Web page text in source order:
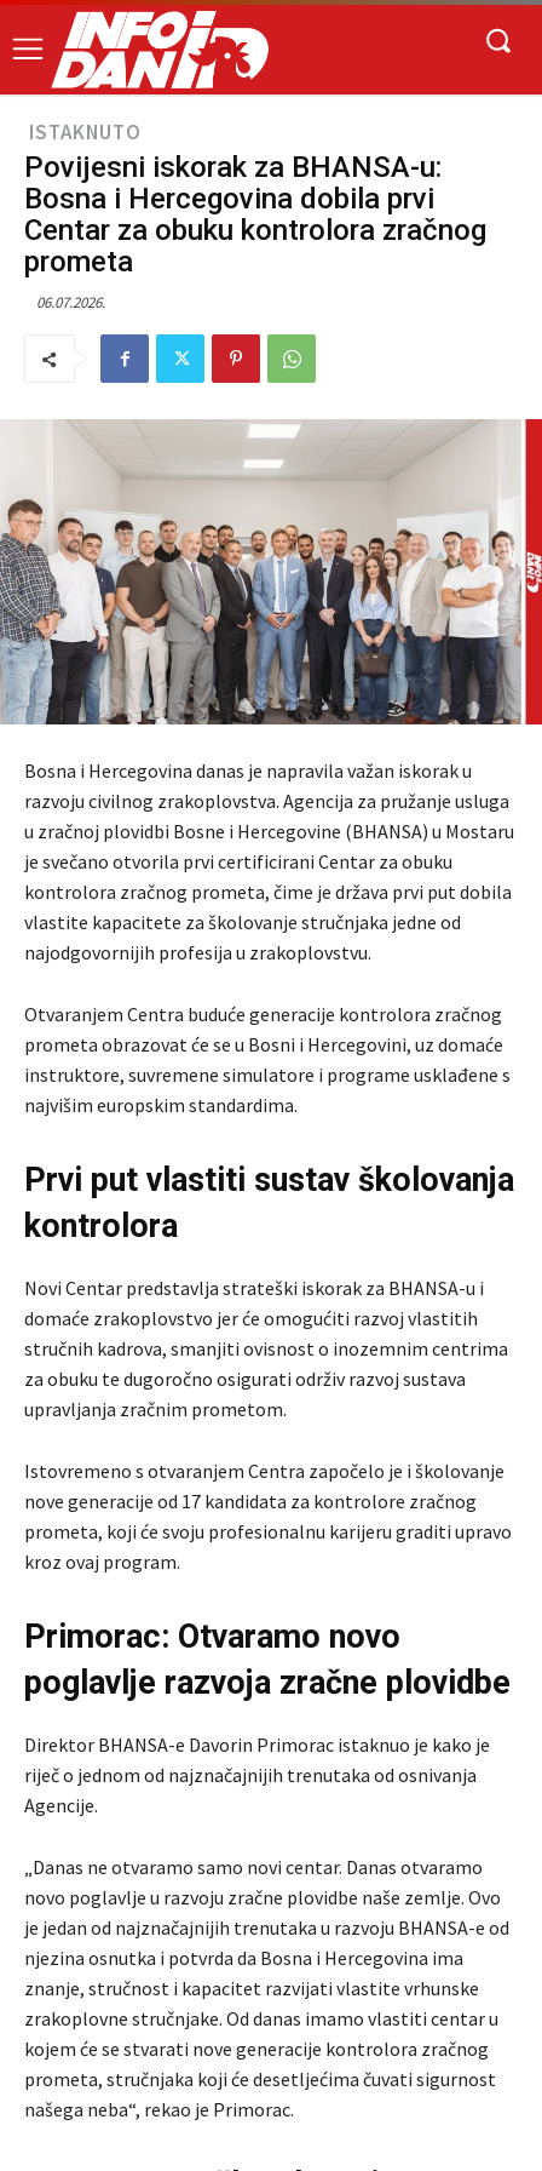
ISTAKNUTO
Povijesni iskorak za BHANSA-u:
Bosna i Hercegovina dobila prvi
Centar za obuku kontrolora zračnog
prometa
06.07.2026.
Bosna i Hercegovina danas je napravila važan iskorak u
razvoju civilnog zrakoplovstva. Agencija za pružanje usluga
u zračnoj plovidbi Bosne i Hercegovine (BHANSA) u Mostaru
je svečano otvorila prvi certificirani Centar za obuku
kontrolora zračnog prometa, čime je država prvi put dobila
vlastite kapacitete za školovanje stručnjaka jedne od
najodgovornijih profesija u zrakoplovstvu.
Otvaranjem Centra buduće generacije kontrolora zračnog
prometa obrazovat će se u Bosni i Hercegovini, uz domaće
instruktore, suvremene simulatore i programe usklađene s
najvišim europskim standardima.
Prvi put vlastiti sustav školovanja
kontrolora
Novi Centar predstavlja strateški iskorak za BHANSA-u i
domaće zrakoplovstvo jer će omogućiti razvoj vlastitih
stručnih kadrova, smanjiti ovisnost o inozemnim centrima
za obuku te dugoročno osigurati održiv razvoj sustava
upravljanja zračnim prometom.
Istovremeno s otvaranjem Centra započelo je i školovanje
nove generacije od 17 kandidata za kontrolore zračnog
prometa, koji će svoju profesionalnu karijeru graditi upravo
kroz ovaj program.
Primorac: Otvaramo novo
poglavlje razvoja zračne plovidbe
Direktor BHANSA-e Davorin Primorac istaknuo je kako je
riječ o jednom od najznačajnijih trenutaka od osnivanja
Agencije.
„Danas ne otvaramo samo novi centar. Danas otvaramo
novo poglavlje u razvoju zračne plovidbe naše zemlje. Ovo
je jedan od najznačajnijih trenutaka u razvoju BHANSA-e od
njezina osnutka i potvrda da Bosna i Hercegovina ima
znanje, stručnost i kapacitet razvijati vlastite vrhunske
zrakoplovne stručnjake. Od danas imamo vlastiti centar u
kojem će se stvarati nove generacije kontrolora zračnog
prometa, stručnjaka koji će desetljećima čuvati sigurnost
našega neba“, rekao je Primorac.